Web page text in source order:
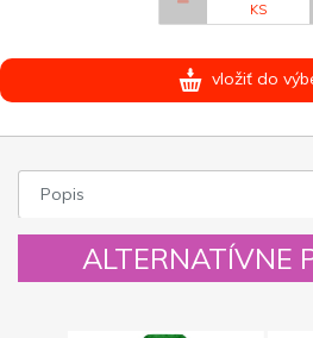
KS
vložiť do
Popis
ALTERNATÍVNE